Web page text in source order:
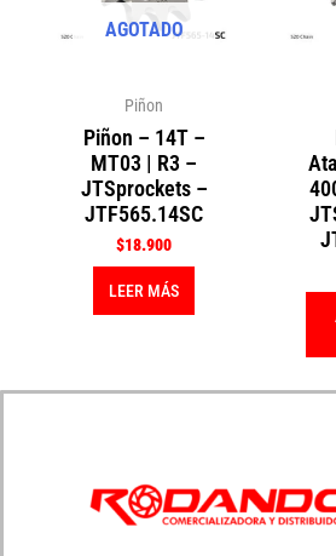
AGOTADO
Piñon
Piñon – 14T –
MT03 | R3 –
JTSprockets –
JTF565.14SC
$18.900
LEER MÁS